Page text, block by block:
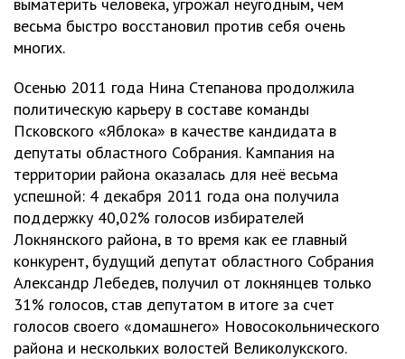
весьма быстро восстановил против себя очень
многих.
Осенью 2011 года Нина Степанова продолжила
политическую карьеру в составе команды
Псковского «Яблока» в качестве кандидата в
депутаты областного Собрания. Кампания на
территории района оказалась для неё весьма
успешной: 4 декабря 2011 года она получила
поддержку 40,02% голосов избирателей
Локнянского района, в то время как ее главный
конкурент, будущий депутат областного Собрания
Александр Лебедев, получил от локнянцев только
31% голосов, став депутатом в итоге за счет
голосов своего «домашнего» Новосокольнического
района и нескольких волостей Великолукского.